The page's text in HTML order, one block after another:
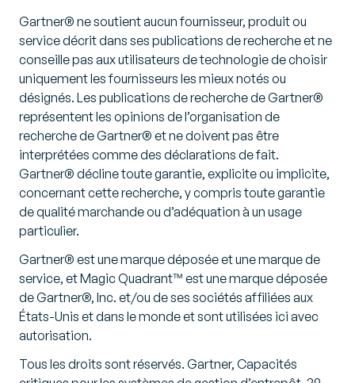
Gartner® ne soutient aucun fournisseur, produit ou
service décrit dans ses publications de recherche et ne
conseille pas aux utilisateurs de technologie de choisir
uniquement les fournisseurs les mieux notés ou
désignés. Les publications de recherche de Gartner®
représentent les opinions de l’organisation de
recherche de Gartner® et ne doivent pas être
interprétées comme des déclarations de fait.
Gartner® décline toute garantie, explicite ou implicite,
concernant cette recherche, y compris toute garantie
de qualité marchande ou d’adéquation à un usage
particulier.
Gartner® est une marque déposée et une marque de
service, et Magic Quadrant™ est une marque déposée
de Gartner®, Inc. et/ou de ses sociétés affiliées aux
États-Unis et dans le monde et sont utilisées ici avec
autorisation.
Tous les droits sont réservés. Gartner, Capacités